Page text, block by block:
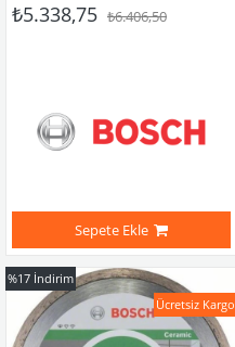
₺5.338,75 ₺6.406,50
Sepete Ekle
%17 İndirim
Ücretsiz Kargo